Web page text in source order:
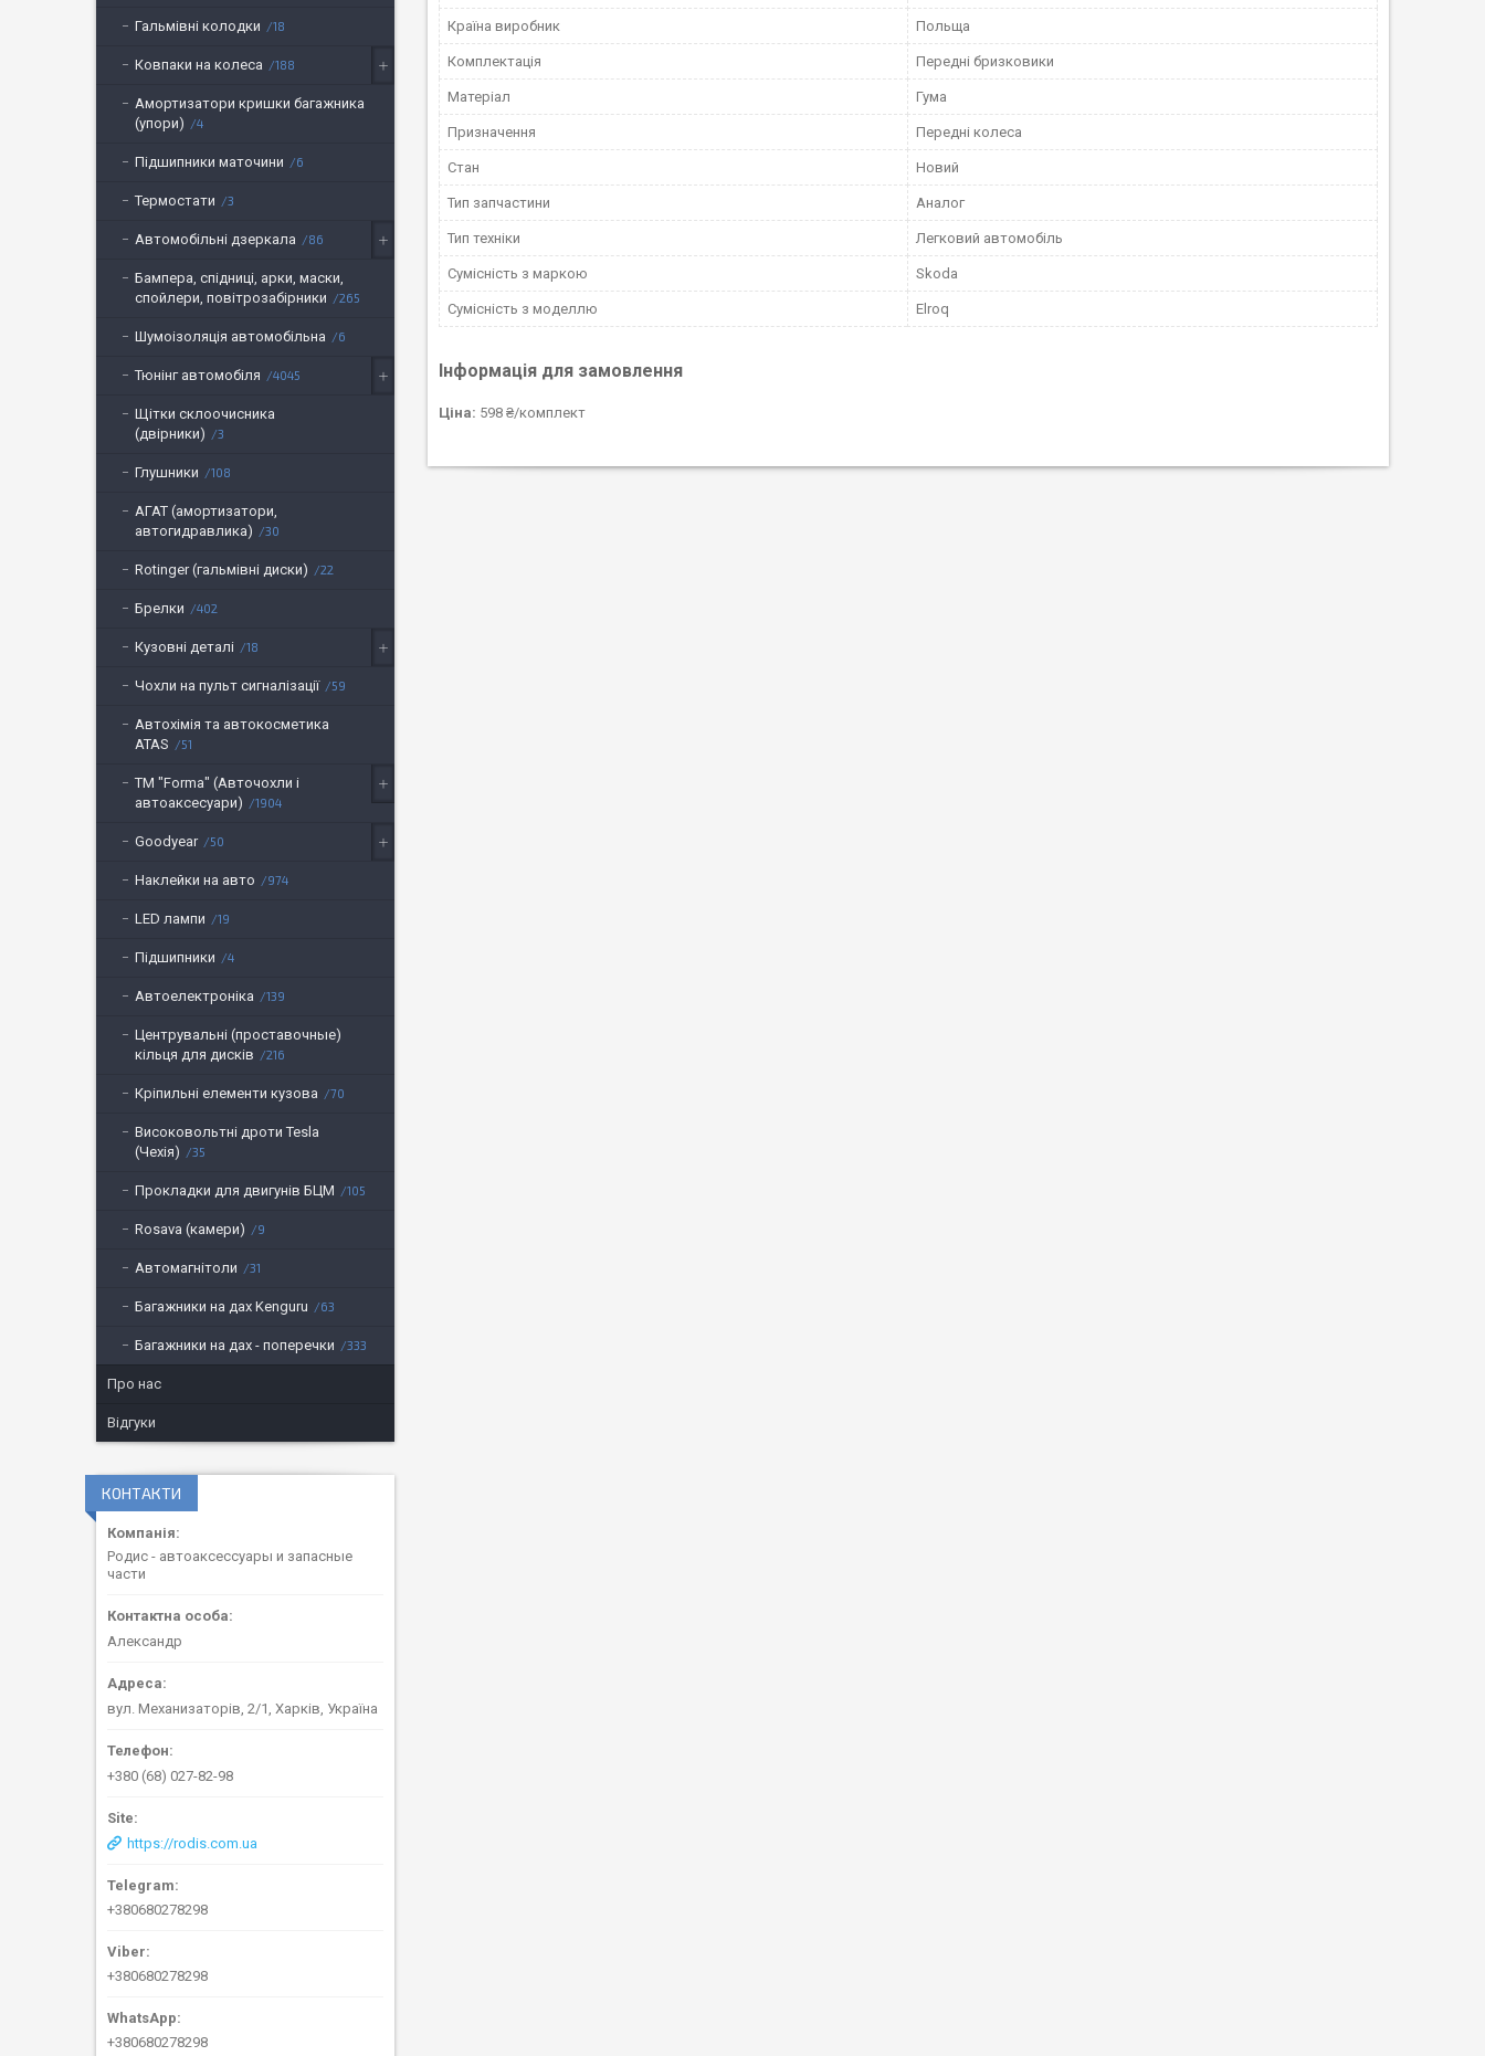
Країна виробник Польща
Комплектація Передні бризковики
Матеріал Гума
Призначення Передні колеса
Стан Новий
Тип запчастини Аналог
Тип техніки Легковий автомобіль
Сумісність з маркою Skoda
Сумісність з моделлю Elroq
Інформація для замовлення
Ціна: 598 ₴/комплект
Гальмівні колодки 18
Ковпаки на колеса 188
Амортизатори кришки багажника
(упори)
4
Підшипники маточини 6
Термостати 3
Автомобільні дзеркала 86
Бампера, спідниці, арки, маски,
спойлери, повітрозабірники
265
Шумоізоляція автомобільна 6
Тюнінг автомобіля 4045
Щітки склоочисника
(двірники)
3
Глушники 108
АГАТ (амортизатори,
автогидравлика)
30
Rotinger (гальмівні диски) 22
Брелки 402
Кузовні деталі 18
Чохли на пульт сигналізації 59
Автохімія та автокосметика
ATAS
51
ТМ "Forma" (Авточохли і
автоаксесуари)
1904
Goodyear 50
Наклейки на авто 974
LED лампи 19
Підшипники 4
Автоелектроніка 139
Центрувальні (проставочные)
кільця для дисків
216
Кріпильні елементи кузова 70
Високовольтні дроти Tesla
(Чехія)
35
Прокладки для двигунів БЦМ 105
Rosava (камери) 9
Автомагнітоли 31
Багажники на дах Kenguru 63
Багажники на дах - поперечки 333
Про нас
Відгуки
КОНТАКТИ
Родис - автоаксессуары и запасные
части
Александр
вул. Механизаторів, 2/1, Харків, Україна
+380 (68) 027-82-98
https://rodis.com.ua
+380680278298
+380680278298
+380680278298